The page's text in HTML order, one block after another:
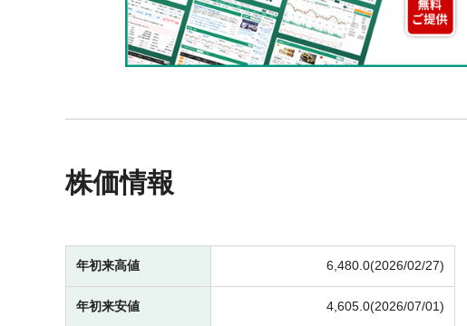
株価情報
年初来高値 6,480.0(2026/02/27)
年初来安値 4,605.0(2026/07/01)